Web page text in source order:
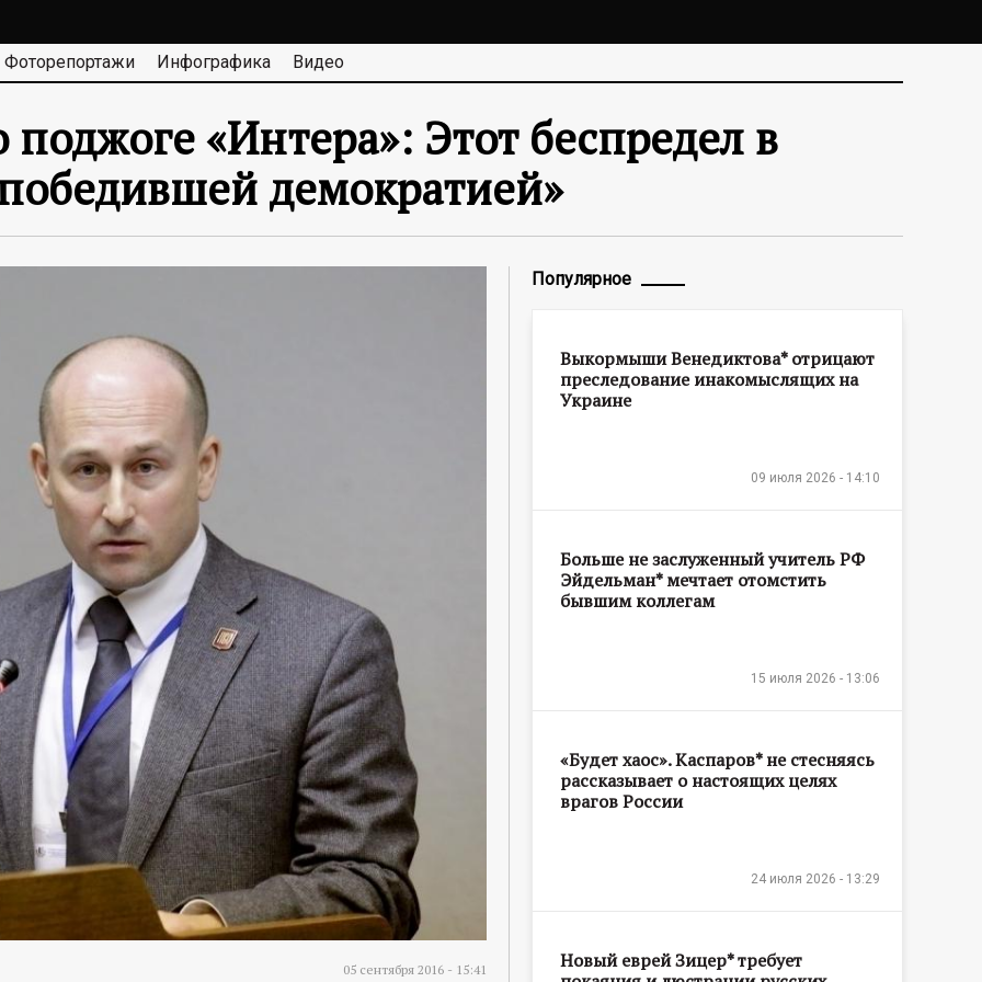
Фоторепортажи Инфографика Видео
«Интера»: Этот беспредел в
демократией»
05 сентября 2016 - 15:41
Популярное
Выкормыши Венедиктова* отрицают
преследование инакомыслящих на
Украине
09 июля 2026 - 14:10
Больше не заслуженный учитель РФ
Эйдельман* мечтает отомстить
бывшим коллегам
15 июля 2026 - 13:06
«Будет хаос». Каспаров* не стесняясь
рассказывает о настоящих целях
врагов России
24 июля 2026 - 13:29
Новый еврей Зицер* требует